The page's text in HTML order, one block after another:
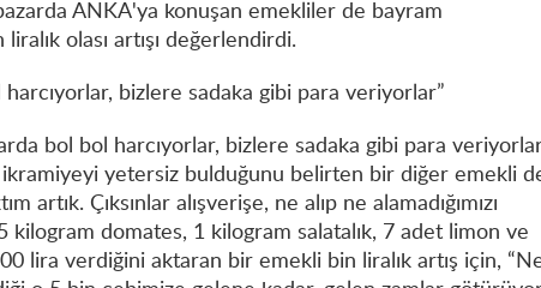
ANKA'ya konuşan emekliler de bayram
olası artışı değerlendirdi.
harcıyorlar, bizlere sadaka gibi para veriyorlar”
bol bol harcıyorlar, bizlere sadaka gibi para
ikramiyeyi yetersiz bulduğunu belirten bir diğer emekli
artık. Çıksınlar alışverişe, ne alıp ne alamadığımızı
kilogram domates, 1 kilogram salatalık, 7 adet limon ve
lira verdiğini aktaran bir emekli bin liralık artış için,